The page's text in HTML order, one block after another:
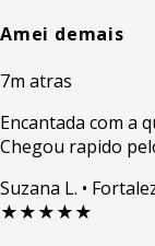
Amei demais
7m atras
Encantada com a
Chegou rapido
Suzana L. •
★★★★★